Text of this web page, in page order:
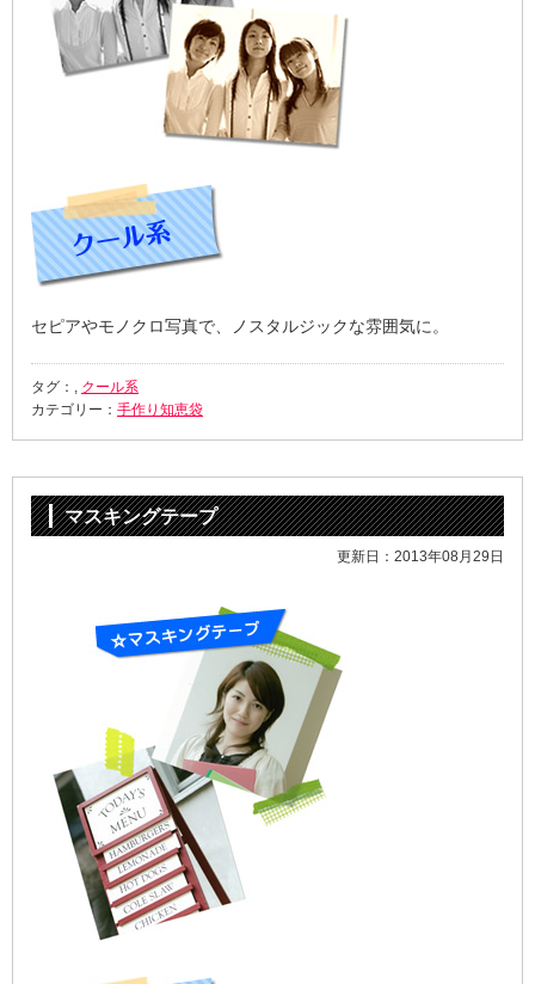
セピアやモノクロ写真で、ノスタルジックな雰囲気に。
タグ：, クール系
カテゴリー： 手作り知恵袋
マスキングテープ
更新日：2013年08月29日